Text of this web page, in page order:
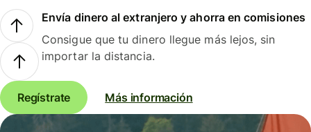
Envía dinero al extranjero y ahorra en comisiones
Consigue que tu dinero llegue más lejos, sin
importar la distancia.
Regístrate Más información